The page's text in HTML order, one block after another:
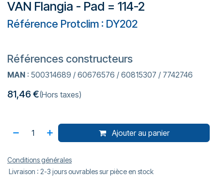
VAN Flangia - Pad = 114-2
Référence Protclim : DY202
Références constructeurs
MAN : 500314689 / 60676576 / 60815307 / 7742746
81,46€(Hors taxes)
Ajouter au panier
Conditions générales
Livraison : 2-3 jours ouvrables sur pièce en stock